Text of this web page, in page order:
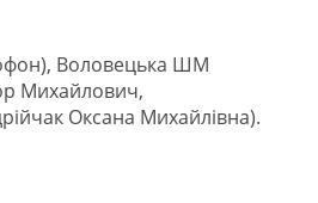
Воловецька ШМ
Михайлович,
Оксана Михайлівна).